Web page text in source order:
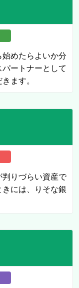
めたらよいか分
ートナーとして
ます。
りづらい資産で
には、りそな銀